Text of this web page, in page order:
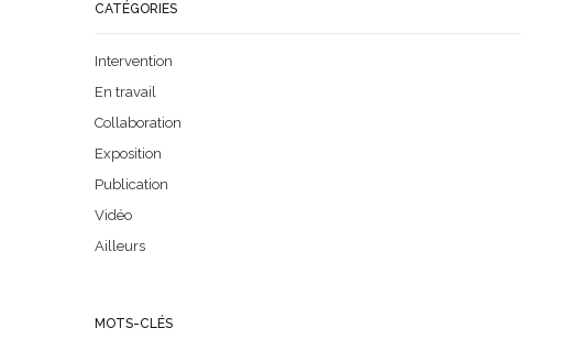
CATÉGORIES
Intervention
En travail
Collaboration
Exposition
Publication
Vidéo
Ailleurs
MOTS-CLÉS